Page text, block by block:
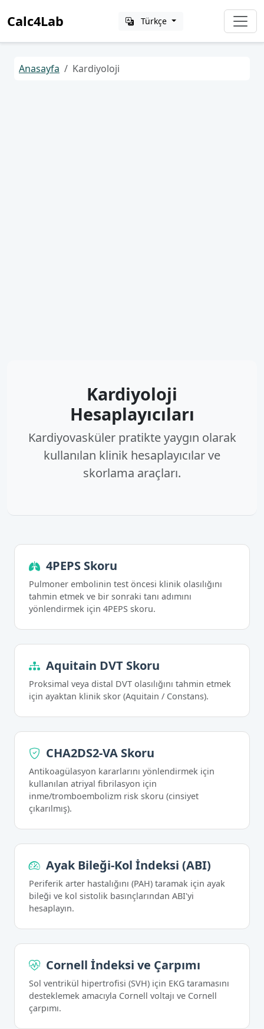
Calc4Lab Türkçe
Anasayfa Kardiyoloji
Kardiyoloji
Hesaplayıcıları
Kardiyovasküler pratikte yaygın olarak
kullanılan klinik hesaplayıcılar ve
skorlama araçları.
4PEPS Skoru
Pulmoner embolinin test öncesi klinik olasılığını
tahmin etmek ve bir sonraki tanı adımını
yönlendirmek için 4PEPS skoru.
Aquitain DVT Skoru
Proksimal veya distal DVT olasılığını tahmin etmek
için ayaktan klinik skor (Aquitain / Constans).
CHA2DS2-VA Skoru
Antikoagülasyon kararlarını yönlendirmek için
kullanılan atriyal fibrilasyon için
inme/tromboembolizm risk skoru (cinsiyet
çıkarılmış).
Ayak Bileği-Kol İndeksi (ABI)
Periferik arter hastalığını (PAH) taramak için ayak
bileği ve kol sistolik basınçlarından ABI'yi
hesaplayın.
Cornell İndeksi ve Çarpımı
Sol ventrikül hipertrofisi (SVH) için EKG taramasını
desteklemek amacıyla Cornell voltajı ve Cornell
çarpımı.